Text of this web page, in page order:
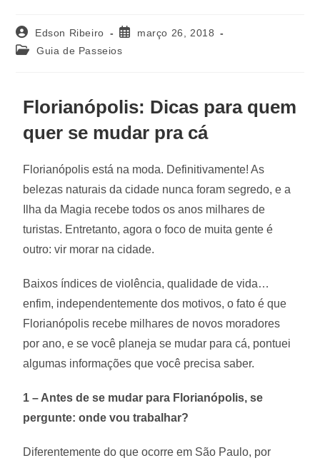
Edson Ribeiro
março 26, 2018
Guia de Passeios
Florianópolis: Dicas para quem
quer se mudar pra cá
Florianópolis está na moda. Definitivamente! As
belezas naturais da cidade nunca foram segredo, e a
Ilha da Magia recebe todos os anos milhares de
turistas. Entretanto, agora o foco de muita gente é
outro: vir morar na cidade.
Baixos índices de violência, qualidade de vida…
enfim, independentemente dos motivos, o fato é que
Florianópolis recebe milhares de novos moradores
por ano, e se você planeja se mudar para cá, pontuei
algumas informações que você precisa saber.
1 – Antes de se mudar para Florianópolis, se
pergunte: onde vou trabalhar?
Diferentemente do que ocorre em São Paulo, por